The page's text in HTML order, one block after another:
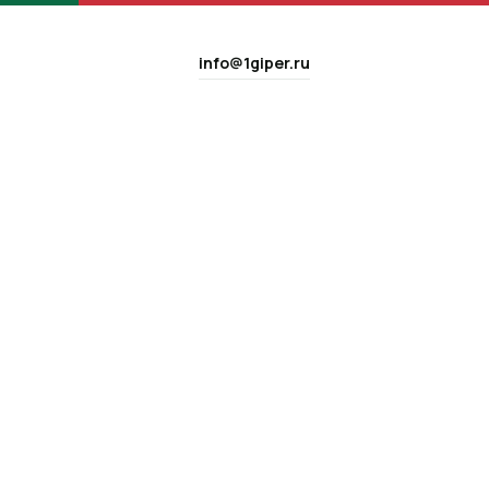
info@1giper.ru